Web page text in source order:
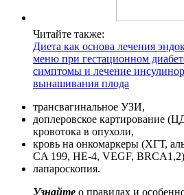
Читайте также:
Диета как основа лечения
меню при гестационном
симптомы и лечение
вынашивания плода
трансвагинальное УЗИ,
доплеровское картирование
кровотока в опухоли,
кровь на онкомаркеры (ХГТ,
CA 199, НЕ-4, VEGF,
лапароскопия.
Узнайте о правилах и